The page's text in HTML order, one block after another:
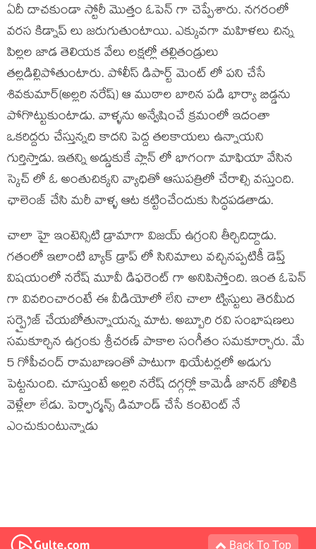
ఏదీ దాచకుండా స్టోరీ మొత్తం ఓపెన్ గా చెప్పేశారు. నగరంలో
వరస కిడ్నాప్ లు జరుగుతుంటాయి. ఎక్కువగా మహిళలు చిన్న
పిల్లల జాడ తెలియక వేలు లక్షల్లో తల్లితండ్రులు
తల్లడిల్లిపోతుంటారు. పోలీస్ డిపార్ట్ మెంట్ లో పని చేసే
శివకుమార్(అల్లరి నరేష్) ఆ ముఠాల బారిన పడి భార్యా బిడ్డను
పోగొట్టుకుంటాడు. వాళ్ళను అన్వేషించే క్రమంలో ఇదంతా
ఒకరిద్దరు చేస్తున్నది కాదని పెద్ద తలకాయలు ఉన్నాయని
గుర్తిస్తాడు. ఇతన్ని అడ్డుకుకే ప్లాన్ లో భాగంగా మాఫియా వేసిన
స్కెచ్ లో ఓ అంతుచిక్కని వ్యాధితో ఆసుపత్రిలో చేరాల్సి వస్తుంది.
ఛాలెంజ్ చేసి మరీ వాళ్ళ ఆట కట్టించేందుకు సిద్ధపడతాడు.
చాలా హై ఇంటెన్సిటి డ్రామాగా విజయ్ ఉగ్రంని తీర్చిదిద్దాడు.
గతంలో ఇలాంటి బ్యాక్ డ్రాప్ లో సినిమాలు వచ్చినప్పటికీ డెప్త్
విషయంలో నరేష్ మూవీ డిఫరెంట్ గా అనిపిస్తోంది. ఇంత ఓపెన్
గా వివరించారంటే ఈ వీడియోలో లేని చాలా ట్విస్టులు తెరమీద
సర్ప్రైజ్ చేయబోతున్నాయన్న మాట. అబ్బూరి రవి సంభాషణలు
సమకూర్చిన ఉగ్రంకు శ్రీచరణ్ పాకాల సంగీతం సమకూర్చారు. మే
5 గోపీచంద్ రామబాణంతో పాటుగా థియేటర్లలో అడుగు
పెట్టనుంది. చూస్తుంటే అల్లరి నరేష్ దగ్గర్లో కామెడీ జానర్ జోలికి
వెళ్లేలా లేడు. పెర్ఫార్మన్స్ డిమాండ్ చేసే కంటెంట్ నే
ఎంచుకుంటున్నాడు
Back To Top